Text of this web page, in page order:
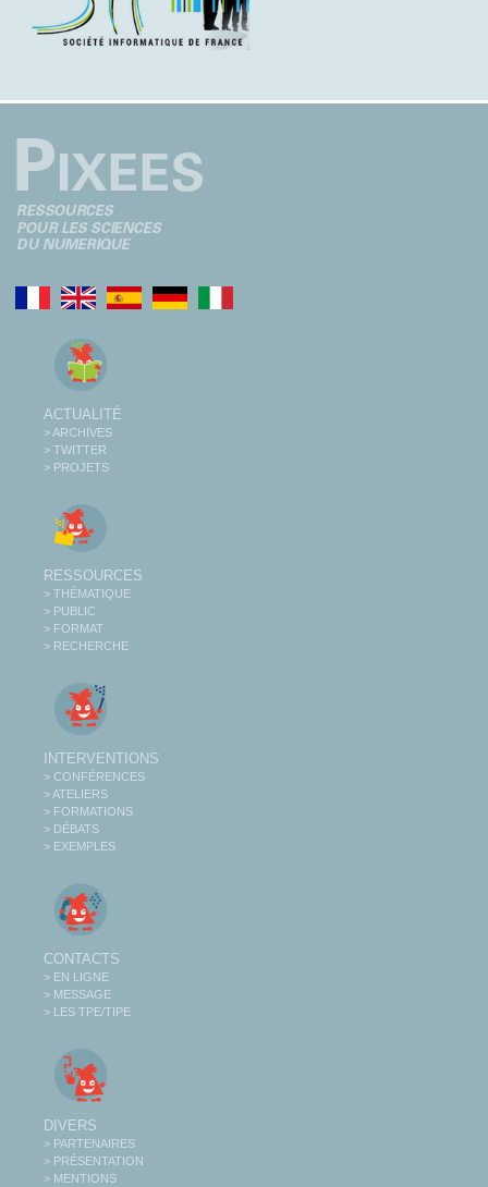
ACTUALITÉ
> ARCHIVES
> TWITTER
> PROJETS
RESSOURCES
> THÉMATIQUE
> PUBLIC
> FORMAT
> RECHERCHE
INTERVENTIONS
> CONFÉRENCES
> ATELIERS
> FORMATIONS
> DÉBATS
> EXEMPLES
CONTACTS
> EN LIGNE
> MESSAGE
> LES TPE/TIPE
DIVERS
> PARTENAIRES
> PRÉSENTATION
> MENTIONS